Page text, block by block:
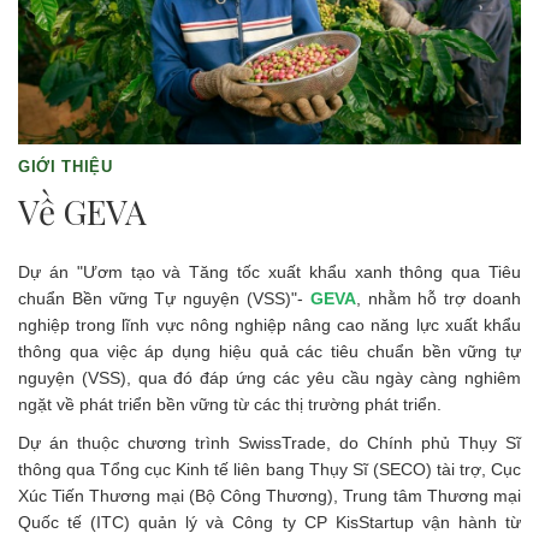
GIỚI THIỆU
Về GEVA
Dự án "Ươm tạo và Tăng tốc xuất khẩu xanh thông qua Tiêu
chuẩn Bền vững Tự nguyện (VSS)"- GEVA, nhằm hỗ trợ doanh
nghiệp trong lĩnh vực nông nghiệp nâng cao năng lực xuất khẩu
thông qua việc áp dụng hiệu quả các tiêu chuẩn bền vững tự
nguyện (VSS), qua đó đáp ứng các yêu cầu ngày càng nghiêm
ngặt về phát triển bền vững từ các thị trường phát triển.
Dự án thuộc chương trình SwissTrade, do Chính phủ Thụy Sĩ
thông qua Tổng cục Kinh tế liên bang Thụy Sĩ (SECO) tài trợ, Cục
Xúc Tiến Thương mại (Bộ Công Thương), Trung tâm Thương mại
Quốc tế (ITC) quản lý và Công ty CP KisStartup vận hành từ